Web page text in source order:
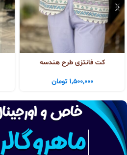
کت فانتزی طرح هندسه
1,500,000 تومان